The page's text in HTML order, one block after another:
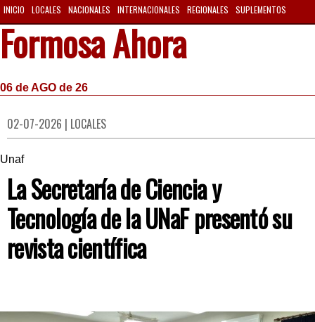
INICIO LOCALES NACIONALES INTERNACIONALES REGIONALES SUPLEMENTOS
Formosa Ahora
06 de AGO de 26
02-07-2026 | LOCALES
Unaf
La Secretaría de Ciencia y
Tecnología de la UNaF presentó su
revista científica